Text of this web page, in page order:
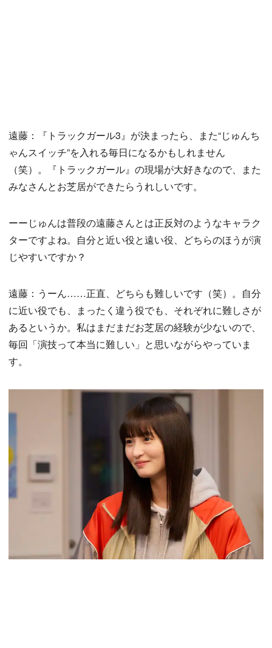
遠藤：『トラックガール3』が決まったら、また“じゅんち
ゃんスイッチ”を入れる毎日になるかもしれません
（笑）。『トラックガール』の現場が大好きなので、また
みなさんとお芝居ができたらうれしいです。
ーーじゅんは普段の遠藤さんとは正反対のようなキャラク
ターですよね。自分と近い役と遠い役、どちらのほうが演
じやすいですか？
遠藤：うーん……正直、どちらも難しいです（笑）。自分
に近い役でも、まったく違う役でも、それぞれに難しさが
あるというか。私はまだまだお芝居の経験が少ないので、
毎回「演技って本当に難しい」と思いながらやっていま
す。